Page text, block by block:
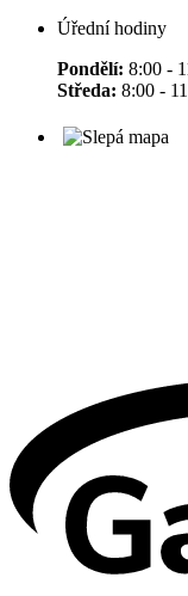
Úřední hodiny
Pondělí: 8:00 -
Středa: 8:00 -